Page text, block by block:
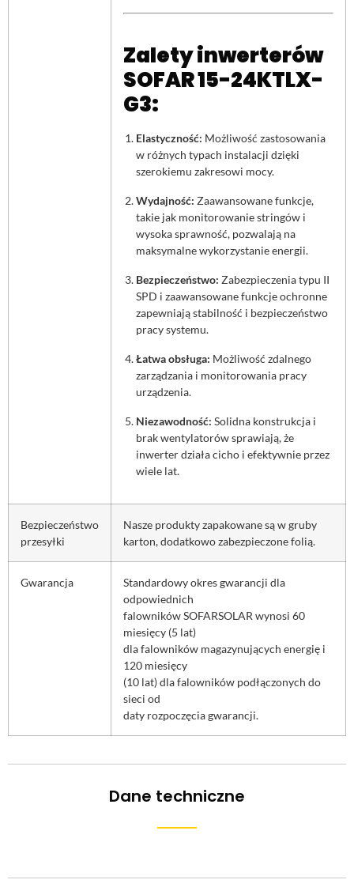
Zalety inwerterów
SOFAR 15-24KTLX-
G3:
Elastyczność: Możliwość zastosowania
w różnych typach instalacji dzięki
szerokiemu zakresowi mocy.
Wydajność: Zaawansowane funkcje,
takie jak monitorowanie stringów i
wysoka sprawność, pozwalają na
maksymalne wykorzystanie energii.
Bezpieczeństwo: Zabezpieczenia typu II
SPD i zaawansowane funkcje ochronne
zapewniają stabilność i bezpieczeństwo
pracy systemu.
Łatwa obsługa: Możliwość zdalnego
zarządzania i monitorowania pracy
urządzenia.
Niezawodność: Solidna konstrukcja i
brak wentylatorów sprawiają, że
inwerter działa cicho i efektywnie przez
wiele lat.
Bezpieczeństwo
przesyłki
Nasze produkty zapakowane są w gruby
karton, dodatkowo zabezpieczone folią.
Gwarancja
Standardowy okres gwarancji dla
odpowiednich
falowników SOFARSOLAR wynosi 60
miesięcy (5 lat)
dla falowników magazynujących energię i
120 miesięcy
(10 lat) dla falowników podłączonych do
sieci od
daty rozpoczęcia gwarancji.
Dane techniczne